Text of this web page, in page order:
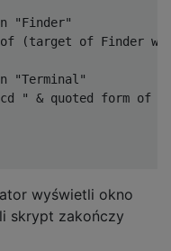
"Finder"
(target of Finder
"Terminal"
" & quoted form of
wyświetli okno
skrypt zakończy